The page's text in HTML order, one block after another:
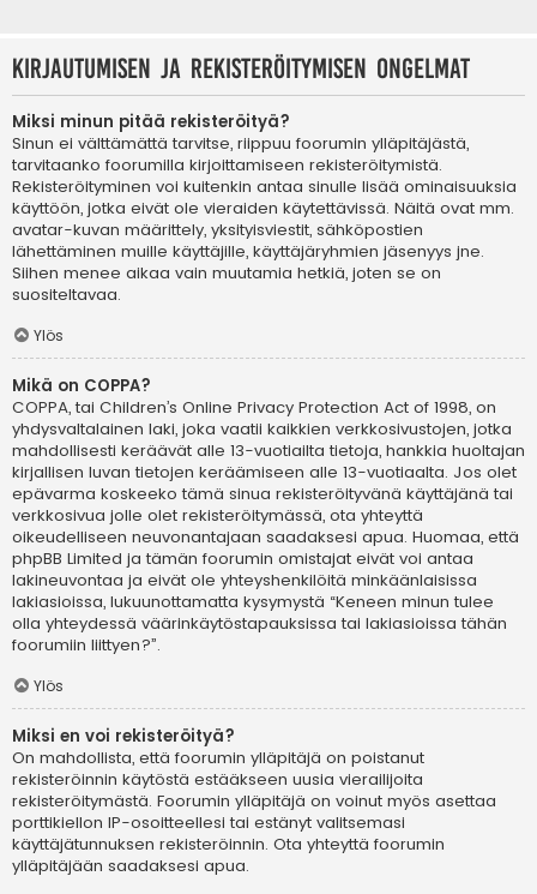
Kirjautumisen ja rekisteröitymisen ongelmat
Miksi minun pitää rekisteröityä?
Sinun ei välttämättä tarvitse, riippuu foorumin ylläpitäjästä,
tarvitaanko foorumilla kirjoittamiseen rekisteröitymistä.
Rekisteröityminen voi kuitenkin antaa sinulle lisää ominaisuuksia
käyttöön, jotka eivät ole vieraiden käytettävissä. Näitä ovat mm.
avatar-kuvan määrittely, yksityisviestit, sähköpostien
lähettäminen muille käyttäjille, käyttäjäryhmien jäsenyys jne.
Siihen menee aikaa vain muutamia hetkiä, joten se on
suositeltavaa.
Ylös
Mikä on COPPA?
COPPA, tai Children’s Online Privacy Protection Act of 1998, on
yhdysvaltalainen laki, joka vaatii kaikkien verkkosivustojen, jotka
mahdollisesti keräävät alle 13-vuotiailta tietoja, hankkia huoltajan
kirjallisen luvan tietojen keräämiseen alle 13-vuotiaalta. Jos olet
epävarma koskeeko tämä sinua rekisteröityvänä käyttäjänä tai
verkkosivua jolle olet rekisteröitymässä, ota yhteyttä
oikeudelliseen neuvonantajaan saadaksesi apua. Huomaa, että
phpBB Limited ja tämän foorumin omistajat eivät voi antaa
lakineuvontaa ja eivät ole yhteyshenkilöitä minkäänlaisissa
lakiasioissa, lukuunottamatta kysymystä “Keneen minun tulee
olla yhteydessä väärinkäytöstapauksissa tai lakiasioissa tähän
foorumiin liittyen?”.
Ylös
Miksi en voi rekisteröityä?
On mahdollista, että foorumin ylläpitäjä on poistanut
rekisteröinnin käytöstä estääkseen uusia vierailijoita
rekisteröitymästä. Foorumin ylläpitäjä on voinut myös asettaa
porttikiellon IP-osoitteellesi tai estänyt valitsemasi
käyttäjätunnuksen rekisteröinnin. Ota yhteyttä foorumin
ylläpitäjään saadaksesi apua.